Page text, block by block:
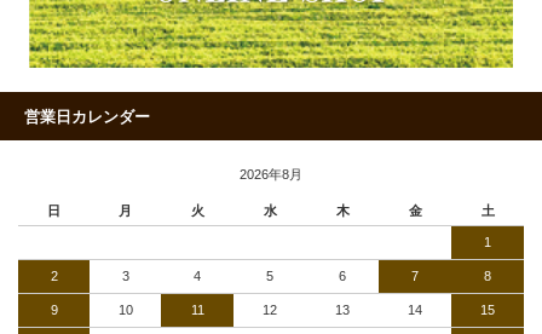
営業日カレンダー
2026年8月
日 月 火 水 木 金 土
1
2 3 4 5 6 7 8
9 10 11 12 13 14 15